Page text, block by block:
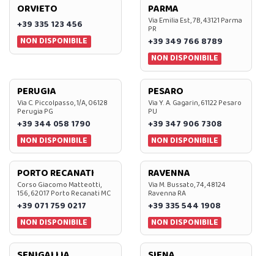
ORVIETO
+39 335 123 456
NON DISPONIBILE
PARMA
Via Emilia Est, 7B, 43121 Parma
PR
+39 349 766 8789
NON DISPONIBILE
PERUGIA
Via C. Piccolpasso, 1/A, 06128
Perugia PG
+39 344 058 1790
NON DISPONIBILE
PESARO
Via Y. A. Gagarin, 61122 Pesaro
PU
+39 347 906 7308
NON DISPONIBILE
PORTO RECANATI
Corso Giacomo Matteotti,
156, 62017 Porto Recanati MC
+39 071 759 0217
NON DISPONIBILE
RAVENNA
Via M. Bussato, 74, 48124
Ravenna RA
+39 335 544 1908
NON DISPONIBILE